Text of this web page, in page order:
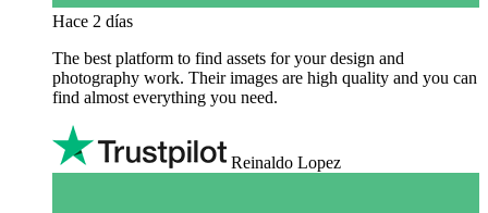
Hace 2 días
The best platform to find assets for your design and
photography work. Their images are high quality and you can
find almost everything you need.
Reinaldo Lopez